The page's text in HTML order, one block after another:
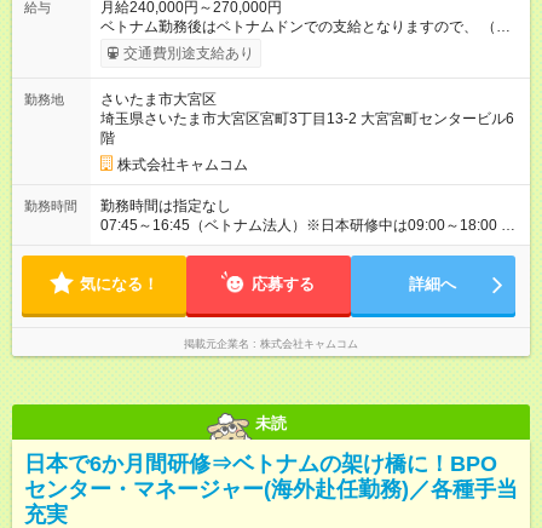
給与
月給240,000円～270,000円
ベトナム勤務後はベトナムドンでの支給となりますので、 （日
本円換算）270，000円～300，000円相当 ※2026年05月の為
替レートにて換算。 45，000，000～50，000，000 VND（経
ヵ月分）※業績に応じて支給 ◆昇給制度：有 ※当社規定に基づ
く 【試用期間】試用期間あり 試用期間の長さ：2ヶ月 雇用形
態、給与は本採用時と同じです。
交通費別途支給あり
勤務地
さいたま市大宮区
埼玉県さいたま市大宮区宮町3丁目13-2 大宮宮町センタービル6
階
株式会社キャムコム
勤務時間
勤務時間は指定なし
07:45～16:45（ベトナム法人）※日本研修中は09:00～18:00 休
憩60分
気になる！ 応募する 詳細へ
掲載元企業名 株式会社キャムコム
未読
日本で6か月間研修⇒ベトナムの架け橋に！BPO
センター・マネージャー(海外赴任勤務)／各種手当
充実